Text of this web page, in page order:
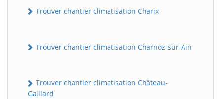
Trouver chantier climatisation Charix
Trouver chantier climatisation Charnoz-sur-Ain
Trouver chantier climatisation Château-
Gaillard